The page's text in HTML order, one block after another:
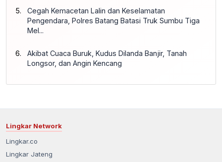
Cegah Kemacetan Lalin dan Keselamatan
Pengendara, Polres Batang Batasi Truk Sumbu Tiga
Mel...
Akibat Cuaca Buruk, Kudus Dilanda Banjir, Tanah
Longsor, dan Angin Kencang
Lingkar Network
Lingkar.co
Lingkar Jateng